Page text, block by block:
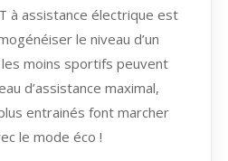
à assistance électrique est
le niveau d’un
moins sportifs peuvent
d’assistance maximal,
entrainés font marcher
le mode éco !